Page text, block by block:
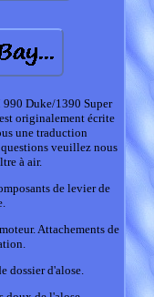
Duke/1390 Super
originalement écrite
une traduction
veuillez nous
à air.
de levier de
Attachements de
dossier d'alose.